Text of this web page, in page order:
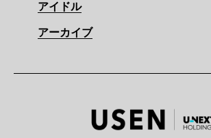
アイドル
アーカイブ